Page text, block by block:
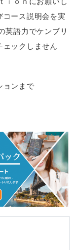
コース説明会を実
英語力でケンブリ
ェックしません
ョンまで